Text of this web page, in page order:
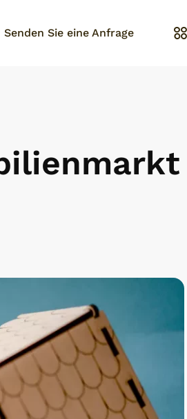
Senden Sie eine Anfrage